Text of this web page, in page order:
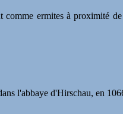
ermites à proximité
l'abbaye d'Hirschau, en